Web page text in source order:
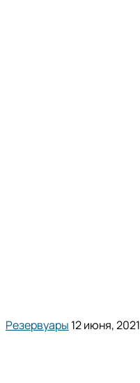
Резервуары 12 июня, 2021